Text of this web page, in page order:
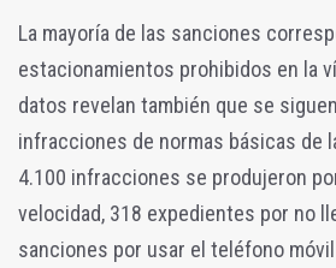
La mayoría de las sanciones
estacionamientos prohibidos en la
datos revelan también que se
infracciones de normas básicas de
4.100 infracciones se produjeron
velocidad, 318 expedientes por no
sanciones por usar el teléfono